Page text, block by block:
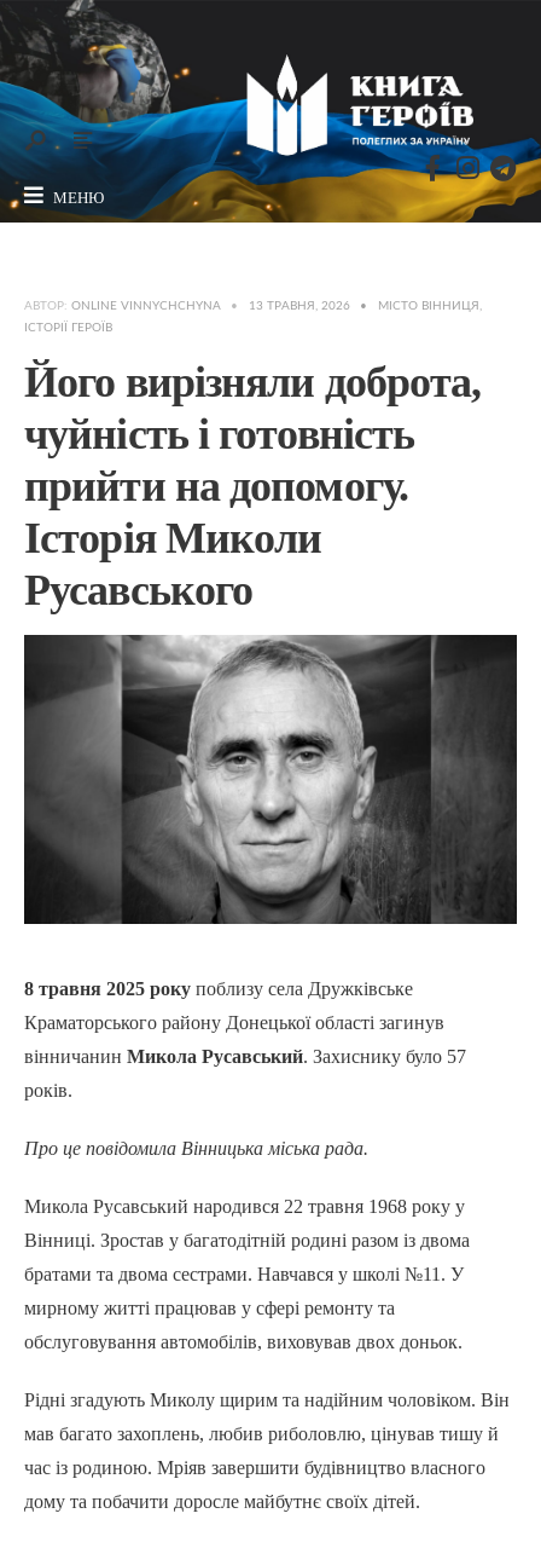
МЕНЮ
АВТОР: ONLINE VINNYCHCHYNA • 13 ТРАВНЯ, 2026 • МІСТО ВІННИЦЯ ,
ІСТОРІЇ ГЕРОЇВ
Його вирізняли доброта,
чуйність і готовність
прийти на допомогу.
Історія Миколи
Русавського
8 травня 2025 року поблизу села Дружківське
Краматорського району Донецької області загинув
вінничанин Микола Русавський. Захиснику було 57
років.
Про це повідомила Вінницька міська рада.
Микола Русавський народився 22 травня 1968 року у
Вінниці. Зростав у багатодітній родині разом із двома
братами та двома сестрами. Навчався у школі №11. У
мирному житті працював у сфері ремонту та
обслуговування автомобілів, виховував двох доньок.
Рідні згадують Миколу щирим та надійним чоловіком. Він
мав багато захоплень, любив риболовлю, цінував тишу й
час із родиною. Мріяв завершити будівництво власного
дому та побачити доросле майбутнє своїх дітей.